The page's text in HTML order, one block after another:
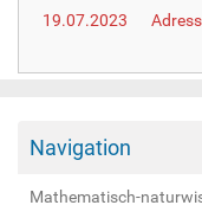
19.07.2023
Navigation
Mathematisch-